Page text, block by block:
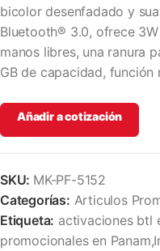
bicolor desenfadado y
Bluetooth® 3.0, ofrece
manos libres, una ranura
GB de capacidad, función
Añadir a cotización
SKU: MK-PF-5152
Categorías: Articulos
Etiqueta: activaciones btl
promocionales en